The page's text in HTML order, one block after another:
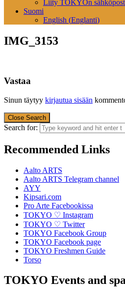
Liity TOKYOn
Suomi
English (Englanti)
IMG_3153
Vastaa
Sinun täytyy kirjautua sisään
Close Search
Search for:
Recommended Links
Aalto ARTS
Aalto ARTS Telegram channel
AYY
Kipsari.com
Pro Arte Facebookissa
TOKYO ♡ Instagram
TOKYO ♡ Twitter
TOKYO Facebook Group
TOKYO Facebook page
TOKYO Freshmen Guide
Torso
TOKYO Events and